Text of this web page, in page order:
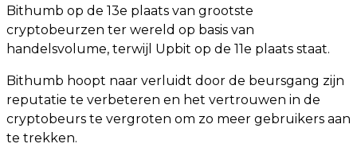
Bithumb op de 13e plaats van grootste
cryptobeurzen ter wereld op basis van
handelsvolume, terwijl Upbit op de 11e plaats staat.
Bithumb hoopt naar verluidt door de beursgang zijn
reputatie te verbeteren en het vertrouwen in de
cryptobeurs te vergroten om zo meer gebruikers aan
te trekken.